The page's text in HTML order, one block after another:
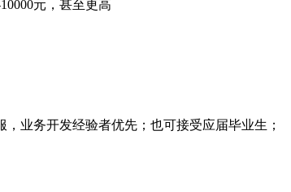
元，甚至更高
，业务开发经验者优先；也可接受应届毕业生；